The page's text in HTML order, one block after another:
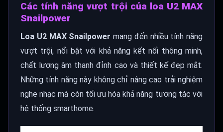
Các tính năng vượt trội của loa U2 MAX
Snailpower
Loa U2 MAX Snailpower mang đến nhiều tính năng
vượt trội, nổi bật với khả năng kết nối thông minh,
chất lượng âm thanh đỉnh cao và thiết kế đẹp mắt.
Những tính năng này không chỉ nâng cao trải nghiệm
nghe nhạc mà còn tối ưu hóa khả năng tương tác với
hệ thống smarthome.